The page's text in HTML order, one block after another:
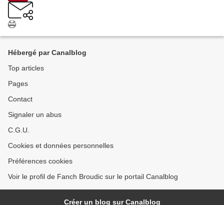
Hébergé par Canalblog
Top articles
Pages
Contact
Signaler un abus
C.G.U.
Cookies et données personnelles
Préférences cookies
Voir le profil de Fanch Broudic sur le portail Canalblog
Créer un blog sur Canalblog